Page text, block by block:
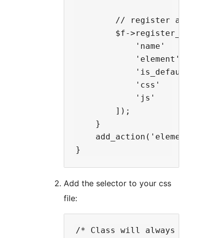
// register a new
        $f->register_skin([
'name'       =>
'element'    =>
'is_default' =>
'css'        =>
'js'         =>
        ]);
    }
add_action('elementor/
Add the selector to your css
file:
/* Class will always be